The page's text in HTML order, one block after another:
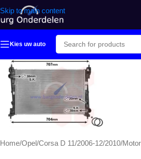
Skip to main content
Kies uw auto
Home/Opel/Corsa D 11/2006-12/2010/